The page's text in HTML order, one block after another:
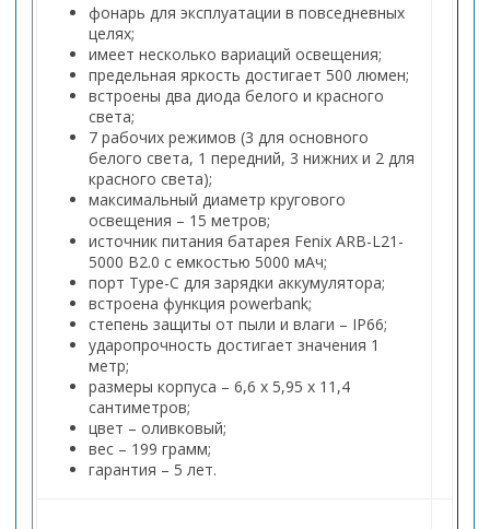
фонарь для эксплуатации в повседневных
целях;
имеет несколько вариаций освещения;
предельная яркость достигает 500 люмен;
встроены два диода белого и красного
света;
7 рабочих режимов (3 для основного
белого света, 1 передний, 3 нижних и 2 для
красного света);
максимальный диаметр кругового
освещения – 15 метров;
источник питания батарея Fenix ARB-L21-
5000 B2.0 с емкостью 5000 мАч;
порт Type-C для зарядки аккумулятора;
встроена функция powerbank;
степень защиты от пыли и влаги – IP66;
ударопрочность достигает значения 1
метр;
размеры корпуса – 6,6 x 5,95 x 11,4
сантиметров;
цвет – оливковый;
вес – 199 грамм;
гарантия – 5 лет.